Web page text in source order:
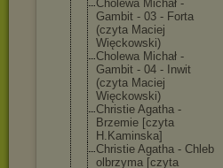
Cholewa Michał -
Gambit - 03 - Forta
(czyta Maciej
Więckowski)
Cholewa Michał -
Gambit - 04 - Inwit
(czyta Maciej
Więckowski)
Christie Agatha -
Brzemie [czyta
H.Kaminska]
Christie Agatha - Chleb
olbrzyma [czyta